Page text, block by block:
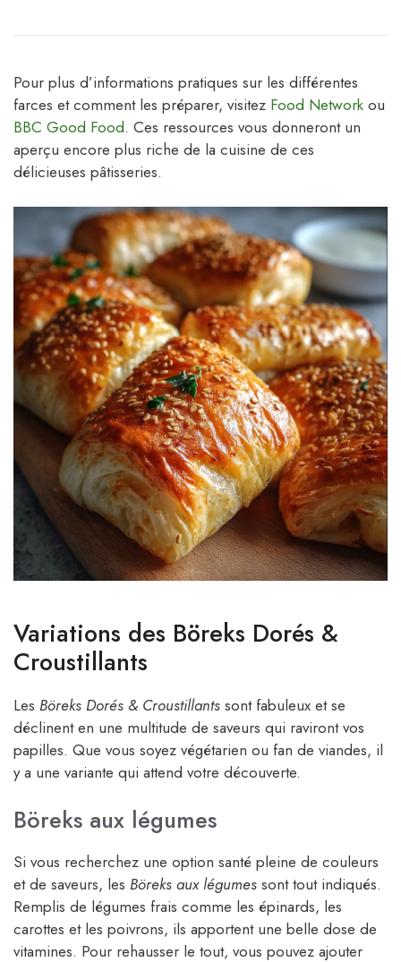
Pour plus d’informations pratiques sur les différentes
farces et comment les préparer, visitez Food Network ou
BBC Good Food. Ces ressources vous donneront un
aperçu encore plus riche de la cuisine de ces
délicieuses pâtisseries.
Variations des Böreks Dorés &
Croustillants
Les Böreks Dorés & Croustillants sont fabuleux et se
déclinent en une multitude de saveurs qui raviront vos
papilles. Que vous soyez végétarien ou fan de viandes, il
y a une variante qui attend votre découverte.
Böreks aux légumes
Si vous recherchez une option santé pleine de couleurs
et de saveurs, les Böreks aux légumes sont tout indiqués.
Remplis de légumes frais comme les épinards, les
carottes et les poivrons, ils apportent une belle dose de
vitamines. Pour rehausser le tout, vous pouvez ajouter